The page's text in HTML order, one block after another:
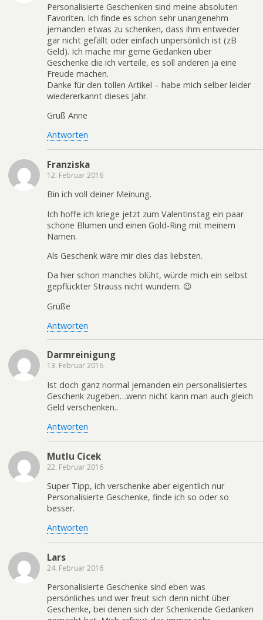
Personalisierte Geschenken sind meine absoluten
Favoriten. Ich finde es schon sehr unangenehm
jemanden etwas zu schenken, dass ihm entweder
gar nicht gefällt oder einfach unpersönlich ist (zB
Geld). Ich mache mir gerne Gedanken über
Geschenke die ich verteile, es soll anderen ja eine
Freude machen.
Danke für den tollen Artikel – habe mich selber leider
wiedererkannt dieses Jahr.
Gruß Anne
Antworten
Franziska
12. Februar 2016
Bin ich voll deiner Meinung.
Ich hoffe ich kriege jetzt zum Valentinstag ein paar
schöne Blumen und einen Gold-Ring mit meinem
Namen.
Als Geschenk wäre mir dies das liebsten.
Da hier schon manches blüht, würde mich ein selbst
gepflückter Strauss nicht wundern. 😉
Grüße
Antworten
Darmreinigung
13. Februar 2016
Ist doch ganz normal jemanden ein personalisiertes
Geschenk zugeben…wenn nicht kann man auch gleich
Geld verschenken..
Antworten
Mutlu Cicek
22. Februar 2016
Super Tipp, ich verschenke aber eigentlich nur
Personalisierte Geschenke, finde ich so oder so
besser.
Antworten
Lars
24. Februar 2016
Personalisierte Geschenke sind eben was
persönliches und wer freut sich denn nicht über
Geschenke, bei denen sich der Schenkende Gedanken